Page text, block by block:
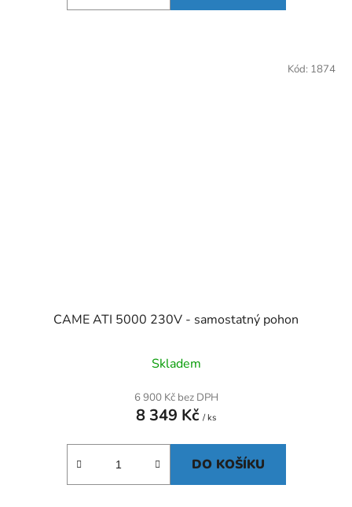
CAME ATI 5000 230V - samostatný pohon
Skladem
6 900 Kč bez DPH
8 349 Kč / ks
DO KOŠÍKU
Kód: 1874